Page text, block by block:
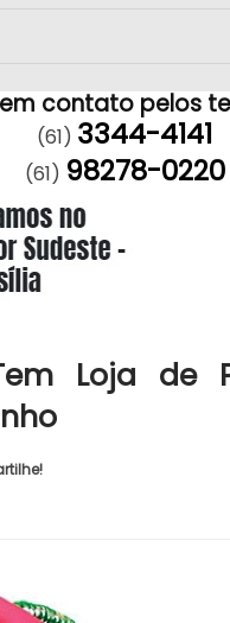
contato pelos
(61) 3344-4141
(61) 98278-0220
Loja de